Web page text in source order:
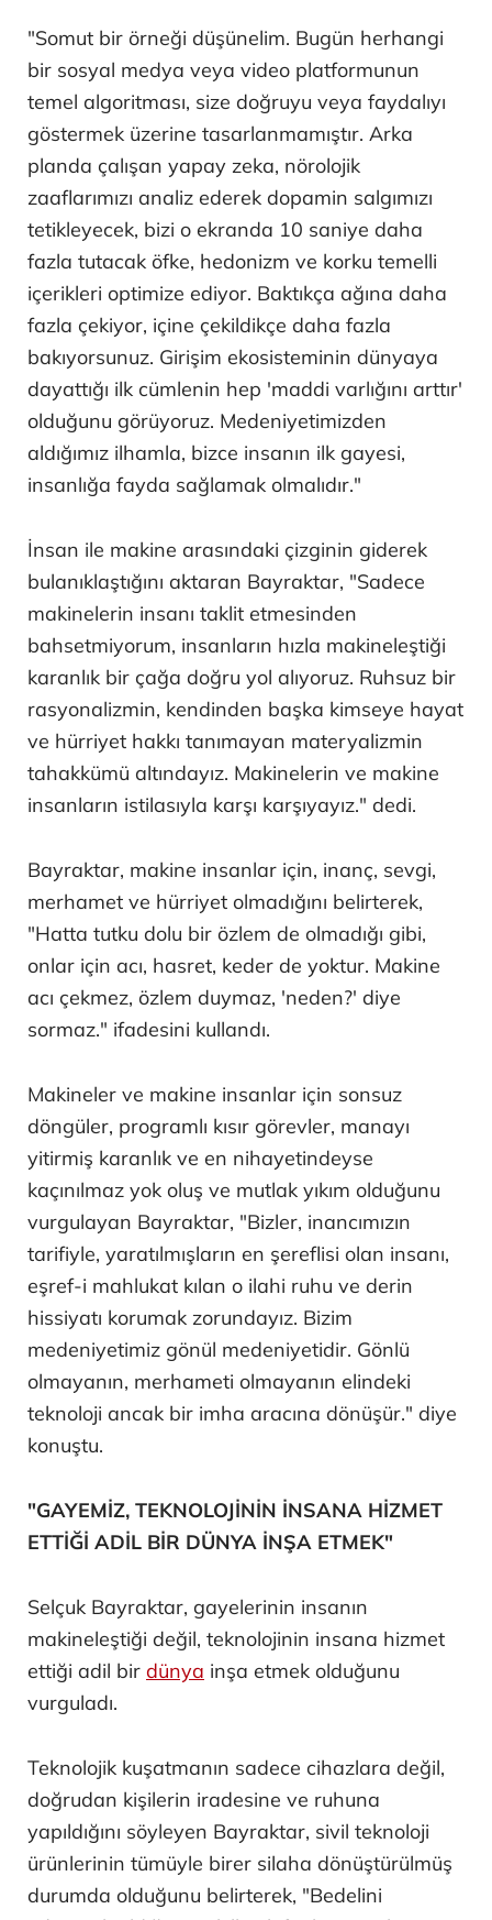
"Somut bir örneği düşünelim. Bugün herhangi
bir sosyal medya veya video platformunun
temel algoritması, size doğruyu veya faydalıyı
göstermek üzerine tasarlanmamıştır. Arka
planda çalışan yapay zeka, nörolojik
zaaflarımızı analiz ederek dopamin salgımızı
tetikleyecek, bizi o ekranda 10 saniye daha
fazla tutacak öfke, hedonizm ve korku temelli
içerikleri optimize ediyor. Baktıkça ağına daha
fazla çekiyor, içine çekildikçe daha fazla
bakıyorsunuz. Girişim ekosisteminin dünyaya
dayattığı ilk cümlenin hep 'maddi varlığını arttır'
olduğunu görüyoruz. Medeniyetimizden
aldığımız ilhamla, bizce insanın ilk gayesi,
insanlığa fayda sağlamak olmalıdır."
İnsan ile makine arasındaki çizginin giderek
bulanıklaştığını aktaran Bayraktar, "Sadece
makinelerin insanı taklit etmesinden
bahsetmiyorum, insanların hızla makineleştiği
karanlık bir çağa doğru yol alıyoruz. Ruhsuz bir
rasyonalizmin, kendinden başka kimseye hayat
ve hürriyet hakkı tanımayan materyalizmin
tahakkümü altındayız. Makinelerin ve makine
insanların istilasıyla karşı karşıyayız." dedi.
Bayraktar, makine insanlar için, inanç, sevgi,
merhamet ve hürriyet olmadığını belirterek,
"Hatta tutku dolu bir özlem de olmadığı gibi,
onlar için acı, hasret, keder de yoktur. Makine
acı çekmez, özlem duymaz, 'neden?' diye
sormaz." ifadesini kullandı.
Makineler ve makine insanlar için sonsuz
döngüler, programlı kısır görevler, manayı
yitirmiş karanlık ve en nihayetindeyse
kaçınılmaz yok oluş ve mutlak yıkım olduğunu
vurgulayan Bayraktar, "Bizler, inancımızın
tarifiyle, yaratılmışların en şereflisi olan insanı,
eşref-i mahlukat kılan o ilahi ruhu ve derin
hissiyatı korumak zorundayız. Bizim
medeniyetimiz gönül medeniyetidir. Gönlü
olmayanın, merhameti olmayanın elindeki
teknoloji ancak bir imha aracına dönüşür." diye
konuştu.
"GAYEMİZ, TEKNOLOJİNİN İNSANA HİZMET
ETTİĞİ ADİL BİR DÜNYA İNŞA ETMEK"
Selçuk Bayraktar, gayelerinin insanın
makineleştiği değil, teknolojinin insana hizmet
ettiği adil bir dünya inşa etmek olduğunu
vurguladı.
Teknolojik kuşatmanın sadece cihazlara değil,
doğrudan kişilerin iradesine ve ruhuna
yapıldığını söyleyen Bayraktar, sivil teknoloji
ürünlerinin tümüyle birer silaha dönüştürülmüş
durumda olduğunu belirterek, "Bedelini